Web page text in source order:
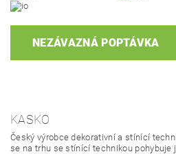
NEZÁVAZNÁ POPTÁVKA
KASKO
Český výrobce dekorativní a stínící
se na trhu se stínící technikou pohybuje